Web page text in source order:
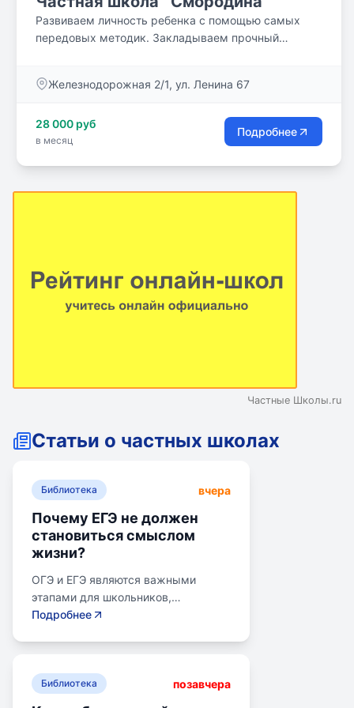
Развиваем личность ребенка с помощью самых
передовых методик. Закладываем прочный
Железнодорожная 2/1, ул. Ленина 67
28 000 руб
в месяц
Подробнее
Частные Школы.ru
Статьи о частных школах
Библиотека вчера
Почему ЕГЭ не должен
становиться смыслом
жизни?
ОГЭ и ЕГЭ являются важными
этапами для школьников,
готовящихся к переходу на
старшего подросткового и
Подробнее
Библиотека позавчера